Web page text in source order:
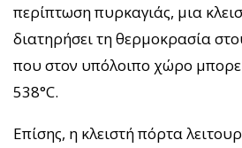
περίπτωση πυρκαγιάς, μια
διατηρήσει τη θερμοκρασία
που στον υπόλοιπο χώρο μπορεί
538°C.
Επίσης, η κλειστή πόρτα